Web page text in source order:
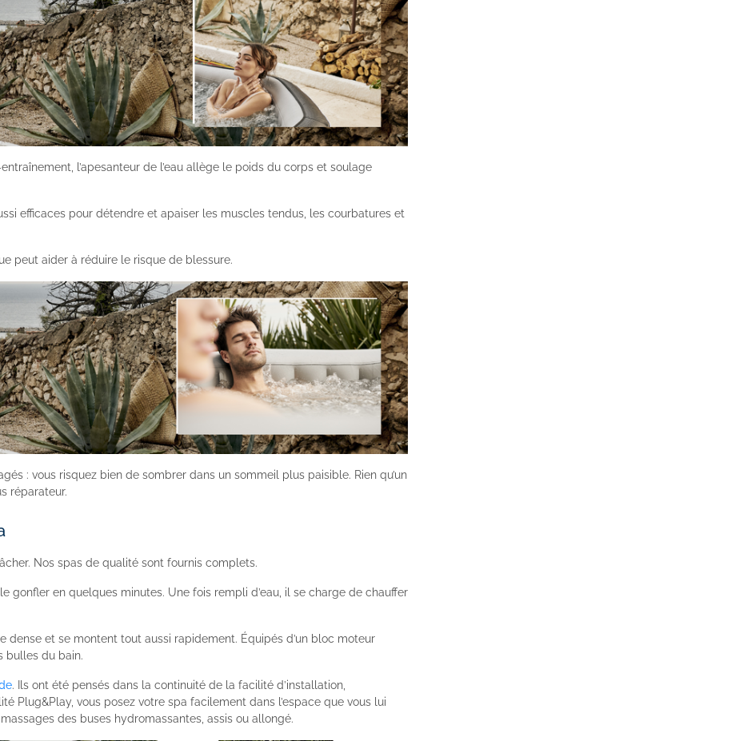
l’apesanteur de l’eau allège le poids du corps et soulage
efficaces pour détendre et apaiser les muscles tendus, les courbatures et
peut aider à réduire le risque de blessure.
: vous risquez bien de sombrer dans un sommeil plus paisible. Rien qu’un
réparateur.
Nos spas de qualité sont fournis complets.
gonfler en quelques minutes. Une fois rempli d’eau, il se charge de chauffer
dense et se montent tout aussi rapidement. Équipés d’un bloc moteur
bulles du bain.
. Ils ont été pensés dans la continuité de la facilité d’installation,
Plug&Play, vous posez votre spa facilement dans l’espace que vous lui
des buses hydromassantes, assis ou allongé.